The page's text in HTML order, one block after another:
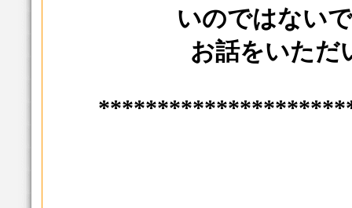
いのではない
お話をいただ